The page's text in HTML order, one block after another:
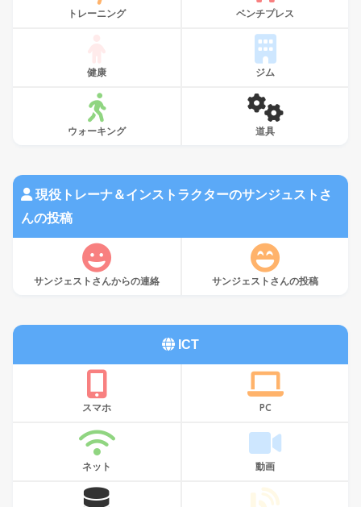
トレーニング ベンチプレス
健康 ジム
ウォーキング 道具
現役トレーナ＆インストラクターのサンジュストさ
んの投稿
サンジェストさんからの連絡 サンジェストさんの投稿
ICT
スマホ PC
ネット 動画